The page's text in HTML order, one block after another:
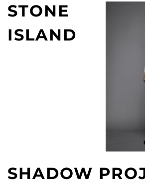
STONE
ISLAND
SHADOW